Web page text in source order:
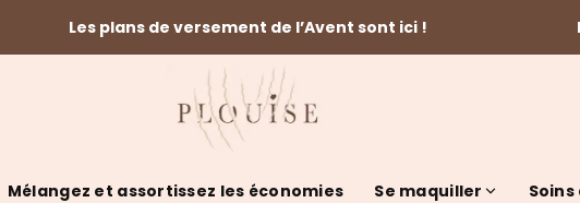
Les plans de versement de l’Avent sont ici !
Mélangez et assortissez les économies Se maquiller